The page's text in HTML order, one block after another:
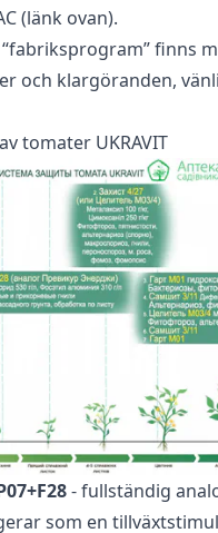
(länk ovan).
finns
och klargöranden,
tomater UKRAVIT
- fullständig
som en